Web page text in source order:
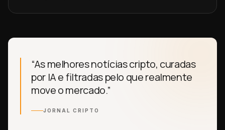
“As melhores notícias cripto, curadas
por IA e filtradas pelo que realmente
move o mercado.”
JORNAL CRIPTO